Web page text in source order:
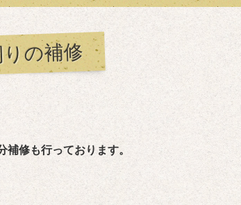
の補修
補修も行っております。